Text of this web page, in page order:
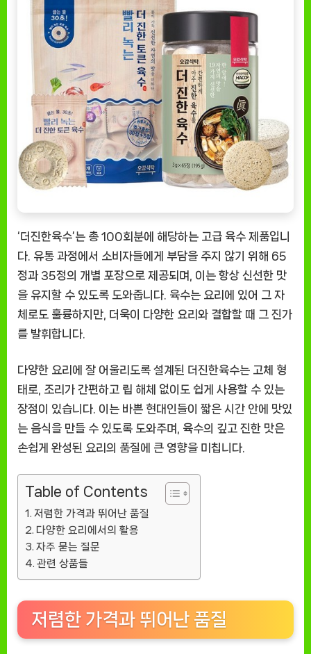
품]
‘더진한육수’는 총 100회분에 해당하는 고급 육수 제품입니
다. 유통 과정에서 소비자들에게 부담을 주지 않기 위해 65
정과 35정의 개별 포장으로 제공되며, 이는 항상 신선한 맛
을 유지할 수 있도록 도와줍니다. 육수는 요리에 있어 그 자
체로도 훌륭하지만, 더욱이 다양한 요리와 결합할 때 그 진가
를 발휘합니다.
다양한 요리에 잘 어울리도록 설계된 더진한육수는 고체 형
태로, 조리가 간편하고 립 해체 없이도 쉽게 사용할 수 있는
장점이 있습니다. 이는 바쁜 현대인들이 짧은 시간 안에 맛있
는 음식을 만들 수 있도록 도와주며, 육수의 깊고 진한 맛은
손쉽게 완성된 요리의 품질에 큰 영향을 미칩니다.
Table of Contents
저렴한 가격과 뛰어난 품질
다양한 요리에서의 활용
자주 묻는 질문
관련 상품들
저렴한 가격과 뛰어난 품질